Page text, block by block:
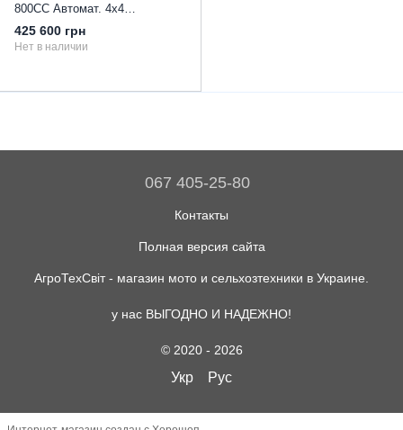
800CC Автомат. 4х4
Блокировка дифференциала. 2
цилиндра.
425 600 грн
Нет в наличии
067 405-25-80
Контакты
Полная версия сайта
АгроТехСвіт - магазин мото и сельхозтехники в Украине.
у нас ВЫГОДНО И НАДЕЖНО!
© 2020 - 2026
Укр Рус